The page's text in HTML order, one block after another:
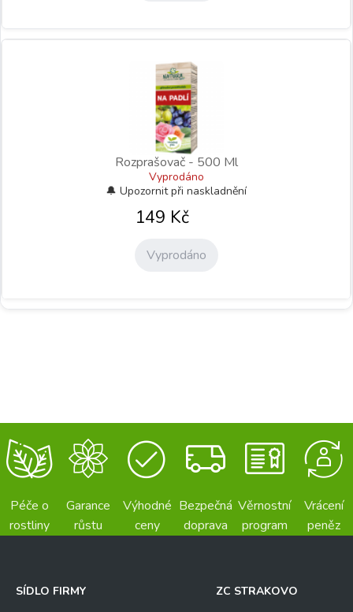
Rozprašovač - 500 Ml
Vyprodáno
149 Kč
Vyprodáno
Péče o
rostliny
Garance
růstu
Výhodné
ceny
Bezpečná
doprava
Věrnostní
program
Vrácení
peněz
SÍDLO FIRMY
ZC STRAKOVO